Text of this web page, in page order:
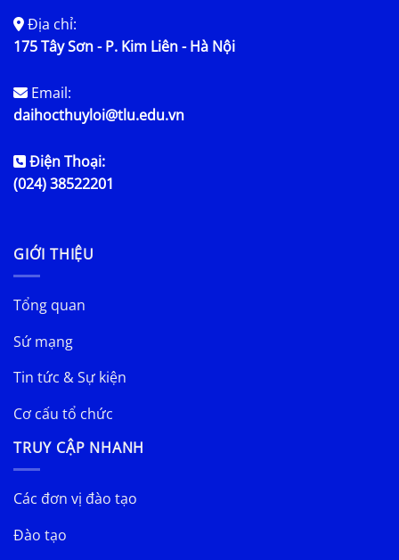
Địa chỉ:
175 Tây Sơn - P. Kim Liên - Hà Nội
Email:
daihocthuyloi@tlu.edu.vn
Điện Thoại:
(024) 38522201
GIỚI THIỆU
Tổng quan
Sứ mạng
Tin tức & Sự kiện
Cơ cấu tổ chức
TRUY CẬP NHANH
Các đơn vị đào tạo
Đào tạo